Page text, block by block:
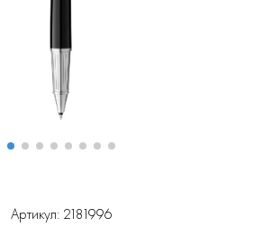
Артикул: 2181996